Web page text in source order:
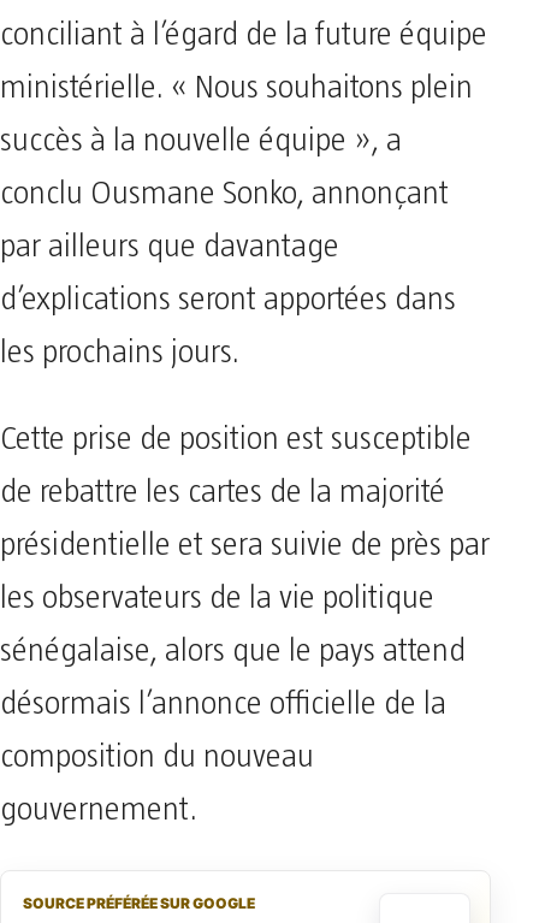
conciliant à l’égard de la future équipe
ministérielle. « Nous souhaitons plein
succès à la nouvelle équipe », a
conclu Ousmane Sonko, annonçant
par ailleurs que davantage
d’explications seront apportées dans
les prochains jours.
Cette prise de position est susceptible
de rebattre les cartes de la majorité
présidentielle et sera suivie de près par
les observateurs de la vie politique
sénégalaise, alors que le pays attend
désormais l’annonce officielle de la
composition du nouveau
gouvernement.
SOURCE PRÉFÉRÉE SUR GOOGLE